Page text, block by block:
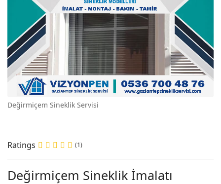
Değirmiçem Sineklik Servisi
Ratings (1)
Değirmiçem Sineklik İmalatı